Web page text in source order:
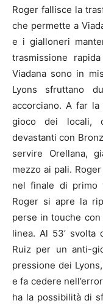
Roger fallisce la
che permette a
e i gialloneri
trasmissione
Viadana sono in
Lyons sfruttano
accorciano. A far
gioco dei locali,
devastanti con
servire Orellana,
mezzo ai pali.
nel finale di primo
Roger si apre la
perse in touche
linea. Al 53’ svolta
Ruiz per un anti-
pressione dei
e fa cedere
ha la possibilità di